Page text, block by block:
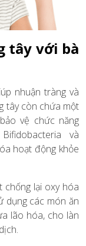
tây với bà
nhuận tràng và
tây còn chứa một
vệ chức năng
và
hoạt động khỏe
chống lại oxy hóa
dụng các món ăn
lão hóa, cho làn